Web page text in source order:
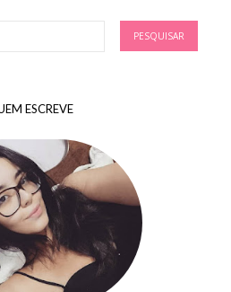
ESCREVE